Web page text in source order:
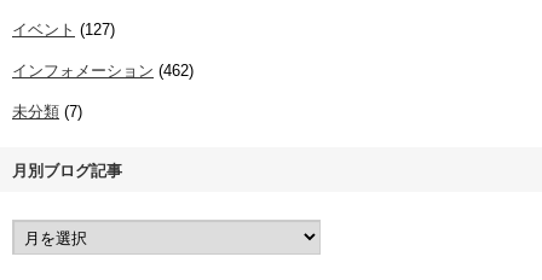
イベント (127)
インフォメーション (462)
未分類 (7)
月別ブログ記事